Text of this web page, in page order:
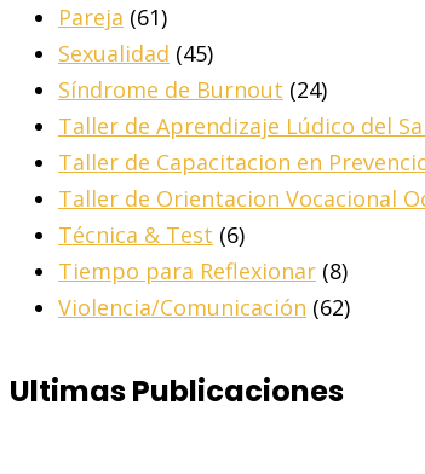
Pareja (61)
Sexualidad (45)
Síndrome de Burnout (24)
Taller de Aprendizaje Lúdico del
Taller de Capacitacion en
Taller de Orientacion Vocacional
Técnica & Test (6)
Tiempo para Reflexionar (8)
Violencia/Comunicación (62)
Ultimas Publicaciones